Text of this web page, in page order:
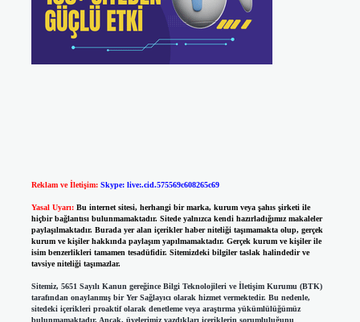
Reklam ve İletişim: Skype: live:.cid.575569c608265c69
Yasal Uyarı: Bu internet sitesi, herhangi bir marka, kurum veya şahıs şirketi ile
hiçbir bağlantısı bulunmamaktadır. Sitede yalnızca kendi hazırladığımız makaleler
paylaşılmaktadır. Burada yer alan içerikler haber niteliği taşımamakta olup, gerçek
kurum ve kişiler hakkında paylaşım yapılmamaktadır. Gerçek kurum ve kişiler ile
isim benzerlikleri tamamen tesadüfidir. Sitemizdeki bilgiler taslak halindedir ve
tavsiye niteliği taşımazlar.
Sitemiz, 5651 Sayılı Kanun gereğince Bilgi Teknolojileri ve İletişim Kurumu (BTK)
tarafından onaylanmış bir Yer Sağlayıcı olarak hizmet vermektedir. Bu nedenle,
sitedeki içerikleri proaktif olarak denetleme veya araştırma yükümlülüğümüz